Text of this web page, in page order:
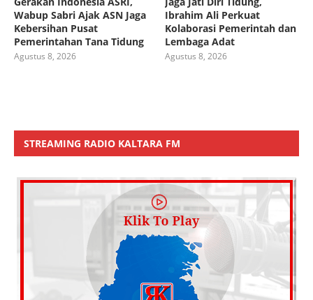
Wabup Sabri Ajak ASN Jaga
Kebersihan Pusat
Pemerintahan Tana Tidung
Agustus 8, 2026
Ibrahim Ali Perkuat
Kolaborasi Pemerintah dan
Lembaga Adat
Agustus 8, 2026
STREAMING RADIO KALTARA FM